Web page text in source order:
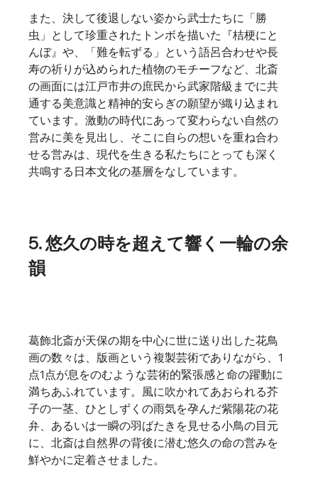
また、決して後退しない姿から武士たちに「勝
虫」として珍重されたトンボを描いた『桔梗にと
んぼ』や、「難を転ずる」という語呂合わせや長
寿の祈りが込められた植物のモチーフなど、北斎
の画面には江戸市井の庶民から武家階級までに共
通する美意識と精神的安らぎの願望が織り込まれ
ています。激動の時代にあって変わらない自然の
営みに美を見出し、そこに自らの想いを重ね合わ
せる営みは、現代を生きる私たちにとっても深く
共鳴する日本文化の基層をなしています。
5. 悠久の時を超えて響く一輪の余
韻
葛飾北斎が天保の期を中心に世に送り出した花鳥
画の数々は、版画という複製芸術でありながら、1
点1点が息をのむような芸術的緊張感と命の躍動に
満ちあふれています。風に吹かれてあおられる芥
子の一茎、ひとしずくの雨気を孕んだ紫陽花の花
弁、あるいは一瞬の羽ばたきを見せる小鳥の目元
に、北斎は自然界の背後に潜む悠久の命の営みを
鮮やかに定着させました。